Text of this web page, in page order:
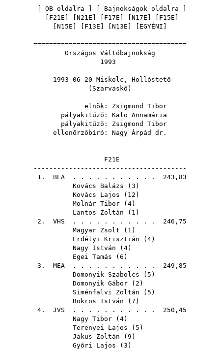
OB oldalra Bajnokságok oldalra
F21E N21E F17E N17E F15E
N15E F13E N13E EGYÉNI
=======================================
Országos Váltóbajnokság
1993
1993-06-20 Miskolc, Hollóstető
(Szarvaskő)
elnök: Zsigmond Tibor
pályakitűző: Kalo Annamária
pályakitűző: Zsigmond Tibor
ellenőrzőbíró: Nagy Árpád dr.
F21E
---------------------------------------
1. BEA . . . . . . . . . . . 243,83
Kovács Balázs ( 3 )
Kovács Lajos ( 12 )
Molnár Tibor ( 4)
Lantos Zoltán ( 1 )
2. VHS . . . . . . . . . . . 246,75
Magyar Zsolt ( 1 )
Erdélyi Krisztián ( 4)
Nagy István ( 4)
Egei Tamás ( 6 )
3. MEA . . . . . . . . . . . 249,85
Domonyik Szabolcs ( 5 )
Domonyik Gábor ( 2 )
Siménfalvi Zoltán ( 5 )
Bokros István ( 7 )
4. JVS . . . . . . . . . . . 250,45
Nagy Tibor ( 4)
Terenyei Lajos ( 5 )
Jakus Zoltán ( 9 )
Győri Lajos ( 3 )